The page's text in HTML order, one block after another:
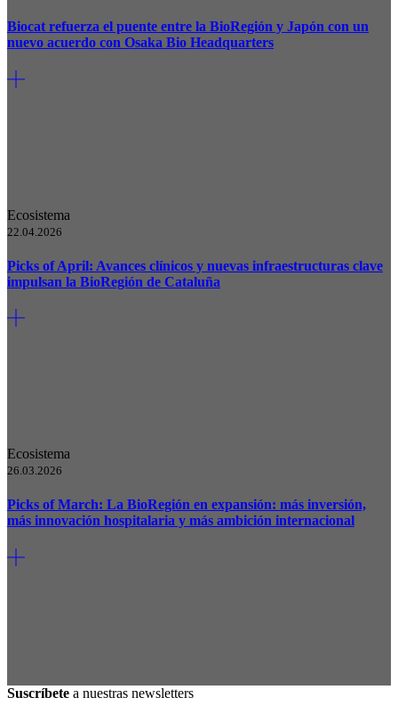
Biocat refuerza el puente entre la BioRegión y Japón con un
nuevo acuerdo con Osaka Bio Headquarters
Ecosistema
22.04.2026
Picks of April: Avances clínicos y nuevas infraestructuras clave
impulsan la BioRegión de Cataluña
Ecosistema
26.03.2026
Picks of March: La BioRegión en expansión: más inversión,
más innovación hospitalaria y más ambición internacional
Suscríbete a nuestras newsletters